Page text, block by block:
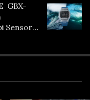
GBX-
Sensor